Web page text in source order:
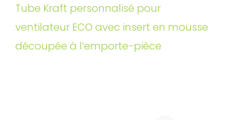
Tube Kraft personnalisé pour
ventilateur ECO avec insert en mousse
découpée à l’emporte-pièce